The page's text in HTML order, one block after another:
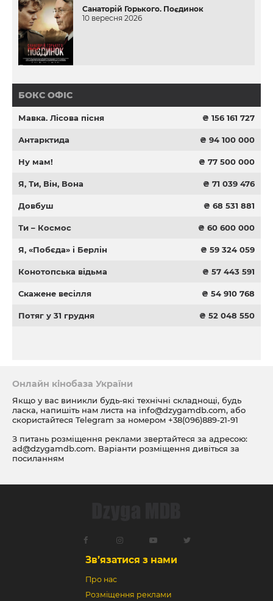
Санаторій Горького. Поєдинок
10 вересня 2026
БОКС ОФІС
Мавка. Лісова пісня ₴ 156 161 727
Антарктида ₴ 94 100 000
Ну мам! ₴ 77 500 000
Я, Ти, Він, Вона ₴ 71 039 476
Довбуш ₴ 68 531 881
Ти – Космос ₴ 60 600 000
Я, «Побєда» і Берлін ₴ 59 324 059
Конотопська відьма ₴ 57 443 591
Скажене весілля ₴ 54 910 768
Потяг у 31 грудня ₴ 52 048 550
Онлайн кінобаза України
Якщо у вас виникли будь-які технічні складнощі, будь
ласка, напишіть нам листа на info@dzygamdb.com, або
скористайтеся Telegram за номером +38(096)889-21-91
З питань розміщення реклами звертайтеся за адресою:
ad@dzygamdb.com. Варіанти розміщення дивіться за
посиланням
Зв’язатися з нами
Про нас
Розміщення реклами